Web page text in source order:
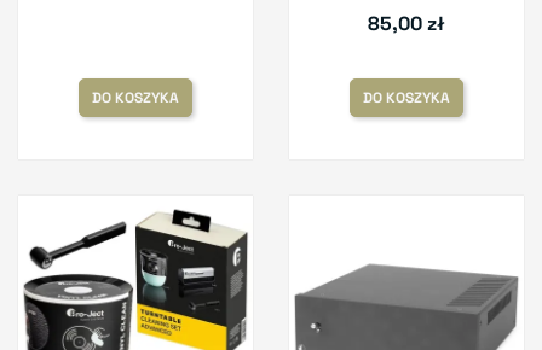
DO KOSZYKA
85,00 zł
DO KOSZYKA